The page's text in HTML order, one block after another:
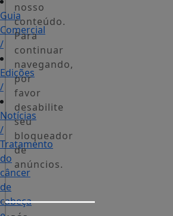
Guia
Comercial
/
Edições
/
Notícias
/
Tratamento
do
câncer
de
cabeça
nosso
conteúdo.
Para
continuar
navegando,
por
favor
desabilite
seu
bloqueador
de
anúncios.